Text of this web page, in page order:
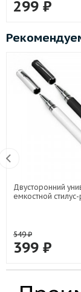
299 ₽
Двусторонний
емкостной стилус-
549₽
399 ₽